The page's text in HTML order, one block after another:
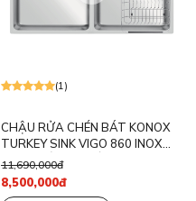
(1)
CHẬU RỬA CHÉN BÁT KONOX
TURKEY SINK VIGO 860 INOX
304 2 HỐ CAO CẤP
11,690,000đ
8,500,000đ